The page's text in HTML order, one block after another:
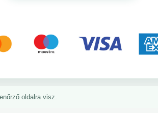
oldalra visz.